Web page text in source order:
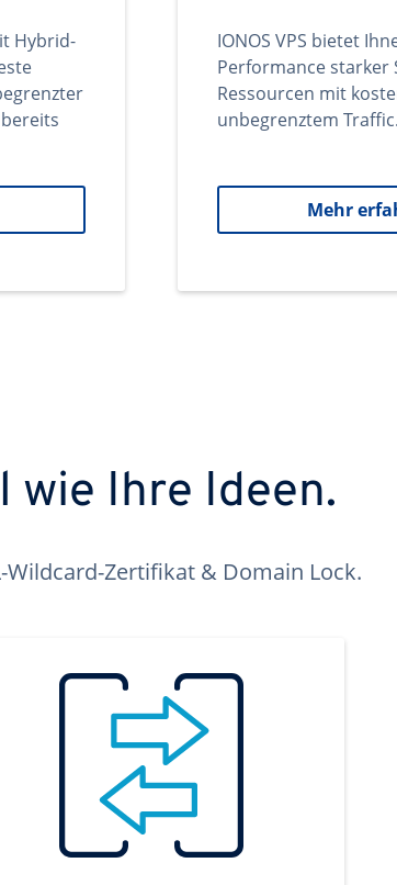
Hybrid-
IONOS VPS bietet
Performance starker
Ressourcen mit
unbegrenztem Traffic.
Mehr
wie Ihre Ideen.
Wildcard-Zertifikat & Domain Lock.